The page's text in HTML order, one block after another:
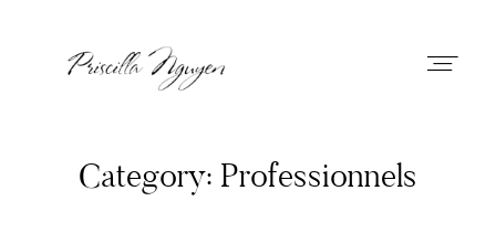
Category: Professionnels
Priscilla Nguyen